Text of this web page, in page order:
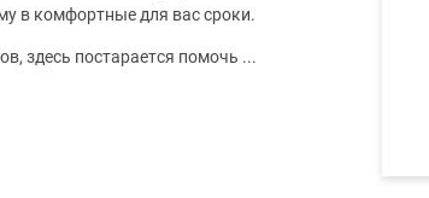
в комфортные для вас сроки.
здесь постарается помочь ...